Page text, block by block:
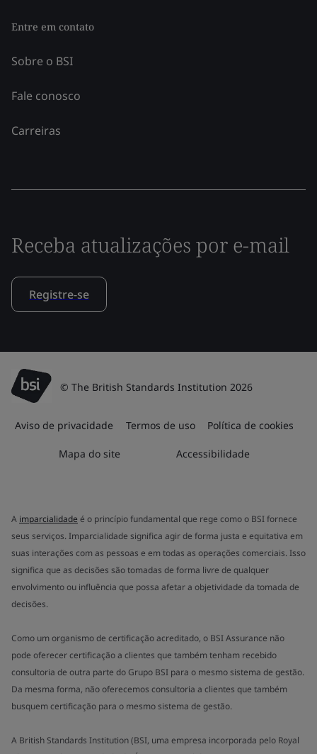
Entre em contato
Sobre o BSI
Fale conosco
Carreiras
Receba atualizações por e-mail
Registre-se
© The British Standards Institution 2026
Aviso de privacidade Termos de uso Política de cookies
Mapa do site Accessibilidade
A imparcialidade é o princípio fundamental que rege como o BSI fornece
seus serviços. Imparcialidade significa agir de forma justa e equitativa em
suas interações com as pessoas e em todas as operações comerciais. Isso
significa que as decisões são tomadas de forma livre de qualquer
envolvimento ou influência que possa afetar a objetividade da tomada de
decisões.
Como um organismo de certificação acreditado, o BSI Assurance não
pode oferecer certificação a clientes que também tenham recebido
consultoria de outra parte do Grupo BSI para o mesmo sistema de gestão.
Da mesma forma, não oferecemos consultoria a clientes que também
busquem certificação para o mesmo sistema de gestão.
A British Standards Institution (BSI, uma empresa incorporada pelo Royal